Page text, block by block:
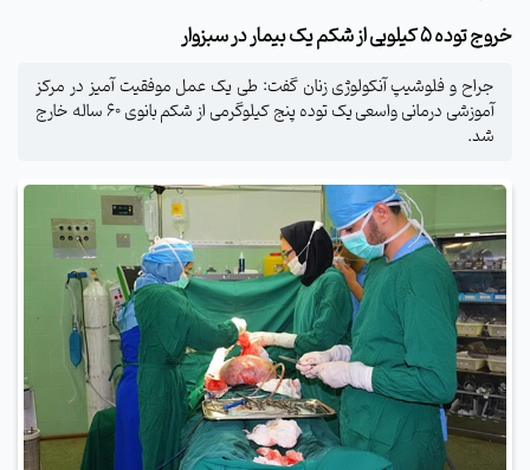
خروج توده 5 کیلویی از شکم یک بیمار در سبزوار
جراح و فلوشیپ آنکولوژی زنان گفت: طی یک عمل موفقیت آمیز در مرکز
آموزشی درمانی واسعی یک توده پنج کیلوگرمی از شکم بانوی 60 ساله خارج
شد.